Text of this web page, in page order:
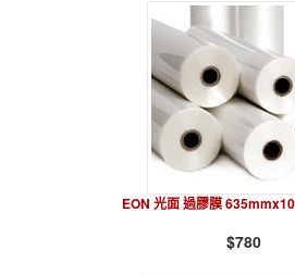
EON 光面 過膠膜
$780